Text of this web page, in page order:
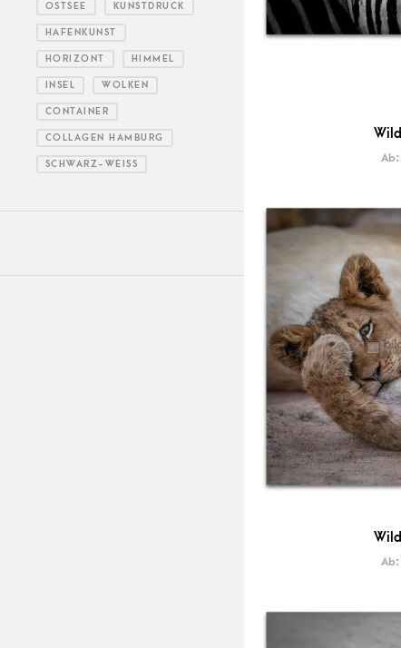
Ab:
Ab:
OSTSEE KUNSTDRUCK
HAFENKUNST
HORIZONT HIMMEL
INSEL WOLKEN
CONTAINER
COLLAGEN HAMBURG
SCHWARZ-WEISS